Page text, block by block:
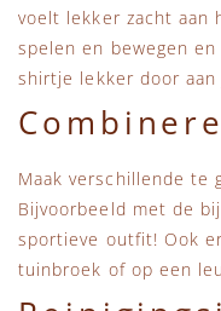
Tiny Cottons
voelt lekker zacht aan
spelen en bewegen
shirtje lekker door
Maak verschillende
Bijvoorbeeld met de
sportieve outfit! Ook
tuinbroek of op een